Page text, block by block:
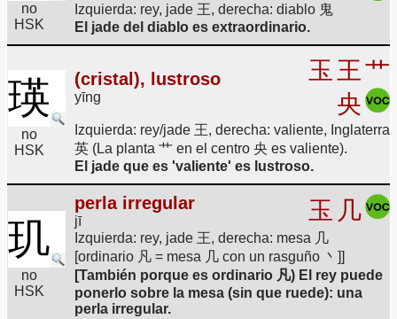
no
HSK
Izquierda: rey, jade 王, derecha: diablo 鬼
El jade del diablo es extraordinario.
瑛
no
HSK
(cristal), lustroso
yīng
玉 王艹
央
Izquierda: rey/jade 王, derecha: valiente, Inglaterra
英 (La planta 艹 en el centro 央 es valiente).
El jade que es 'valiente' es lustroso.
玑
no
HSK
perla irregular
jī 玉 几
Izquierda: rey, jade 王, derecha: mesa 几
[ordinario 凡 = mesa 几 con un rasguño 丶]]
[También porque es ordinario 凡) El rey puede
ponerlo sobre la mesa (sin que ruede): una
perla irregular.